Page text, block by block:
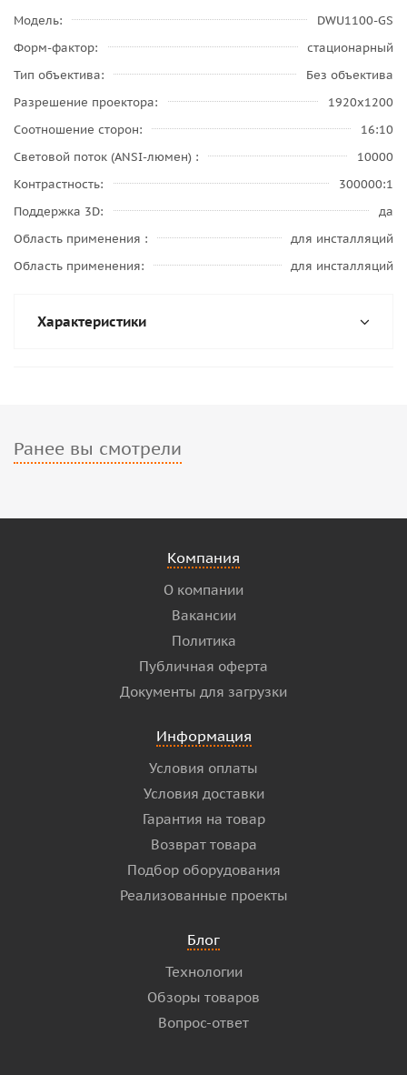
Модель
DWU1100-GS
Форм-фактор
стационарный
Тип объектива
Без объектива
Разрешение проектора
1920x1200
Соотношение сторон
16:10
Световой поток (ANSI-люмен)
10000
Контрастность
300000:1
Поддержка 3D
да
Область применения
для инсталляций
Область применения
для инсталляций
Характеристики
Ранее вы смотрели
Компания
О компании
Вакансии
Политика
Публичная оферта
Документы для загрузки
Информация
Условия оплаты
Условия доставки
Гарантия на товар
Возврат товара
Подбор оборудования
Реализованные проекты
Блог
Технологии
Обзоры товаров
Вопрос-ответ